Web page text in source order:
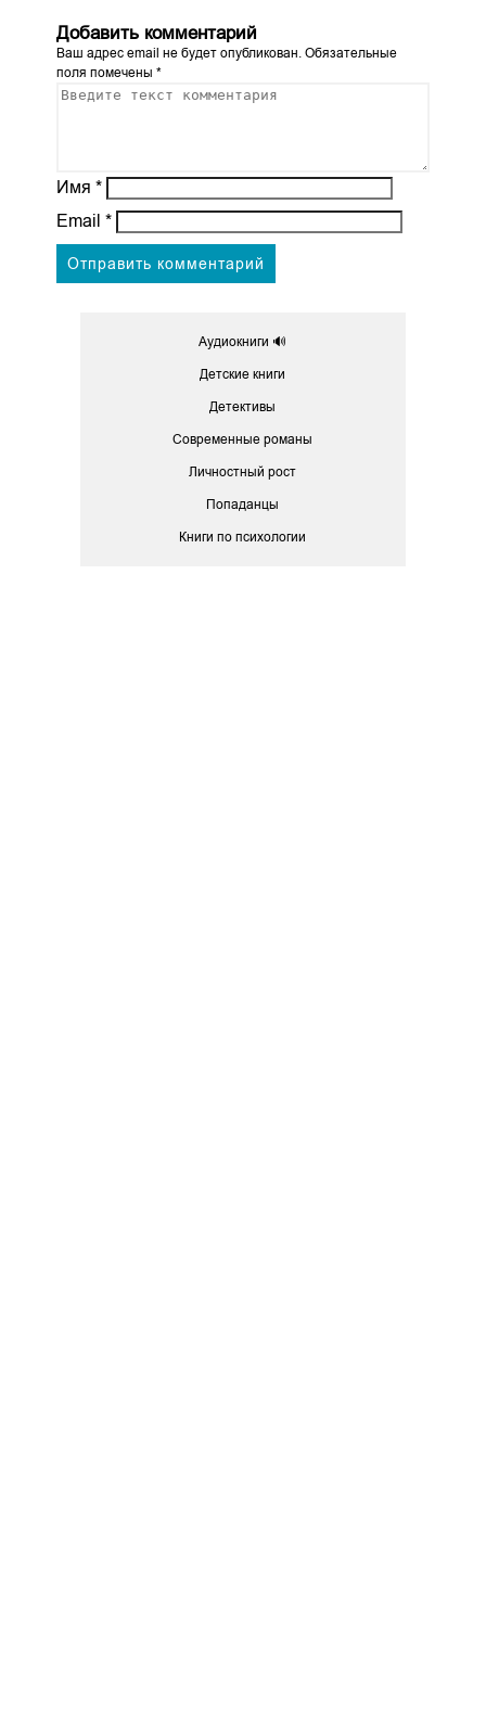
Добавить комментарий
Ваш адрес email не будет опубликован.Обязательные
поля помечены *
Имя *
Email *
Аудиокниги 🔊
Детские книги
Детективы
Современные романы
Личностный рост
Попаданцы
Книги по психологии